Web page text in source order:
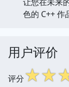
色的 C++ 作
用户评价
评分☆☆